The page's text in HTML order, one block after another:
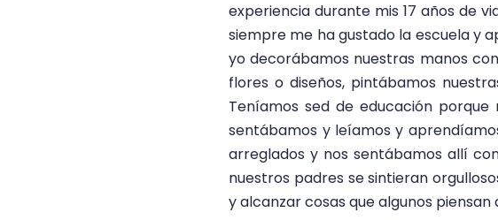
experiencia durante mis 17 años de
siempre me ha gustado la escuela y
yo decorábamos nuestras manos
flores o diseños, pintábamos
Teníamos sed de educación
sentábamos y leíamos y
arreglados y nos sentábamos allí
nuestros padres se sintieran
y alcanzar cosas que algunos